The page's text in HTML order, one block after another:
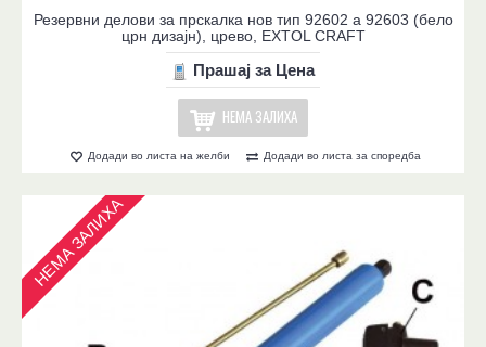
Резервни делови за прскалка нов тип 92602 a 92603 (бело
црн дизајн), црево, EXTOL CRAFT
Прашај за Цена
НЕМА ЗАЛИХА
Додади во листа на желби Додади во листа за споредба
НЕМА ЗАЛИХА